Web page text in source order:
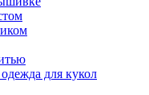
для кукол